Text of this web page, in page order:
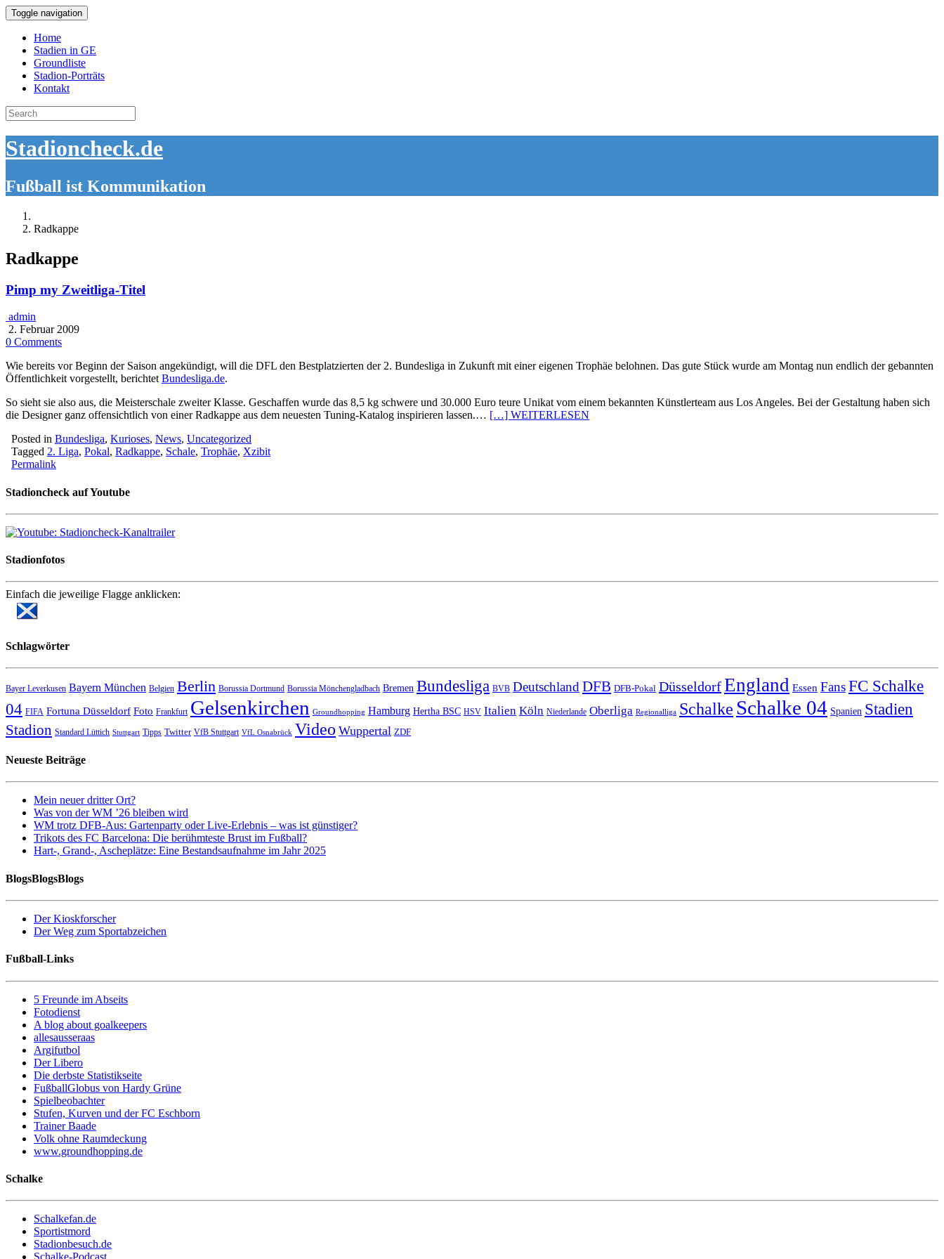
Toggle navigation
Home
Stadien in GE
Groundliste
Stadion-Porträts
Kontakt
Search
for:
Stadioncheck.de
Fußball ist Kommunikation
Radkappe
Radkappe
Pimp my Zweitliga-Titel
admin
2. Februar 2009
0 Comments
Wie bereits vor Beginn der Saison angekündigt, will die DFL den Bestplatzierten der 2. Bundesliga in Zukunft mit einer eigenen Trophäe belohnen. Das gute Stück wurde am Montag nun endlich der gebannten
Öffentlichkeit vorgestellt, berichtet Bundesliga.de.
So sieht sie also aus, die Meisterschale zweiter Klasse. Geschaffen wurde das 8,5 kg schwere und 30.000 Euro teure Unikat vom einem bekannten Künstlerteam aus Los Angeles. Bei der Gestaltung haben sich
die Designer ganz offensichtlich von einer Radkappe aus dem neuesten Tuning-Katalog inspirieren lassen.… […] WEITERLESEN
Posted in Bundesliga, Kurioses, News, Uncategorized
Tagged 2. Liga, Pokal, Radkappe, Schale, Trophäe, Xzibit
Permalink
Stadioncheck auf Youtube
Stadionfotos
Einfach die jeweilige Flagge anklicken:
Schlagwörter
Bayer Leverkusen Bayern München Belgien Berlin Borussia Dortmund Borussia Mönchengladbach Bremen Bundesliga BVB Deutschland DFB DFB-Pokal DüsseldorfEngland Essen FansFC Schalke
04 FIFA Fortuna Düsseldorf Foto Frankfurt Gelsenkirchen Groundhopping Hamburg Hertha BSC HSV Italien Köln Niederlande Oberliga Regionalliga Schalke Schalke 04 Spanien Stadien
Stadion Standard Lüttich Stuttgart Tipps Twitter VfB Stuttgart VfL Osnabrück Video Wuppertal ZDF
Neueste Beiträge
Mein neuer dritter Ort?
Was von der WM ’26 bleiben wird
WM trotz DFB-Aus: Gartenparty oder Live-Erlebnis – was ist günstiger?
Trikots des FC Barcelona: Die berühmteste Brust im Fußball?
Hart-, Grand-, Ascheplätze: Eine Bestandsaufnahme im Jahr 2025
BlogsBlogsBlogs
Der Kioskforscher
Der Weg zum Sportabzeichen
Fußball-Links
5 Freunde im Abseits
Fotodienst
A blog about goalkeepers
allesausseraas
Argifutbol
Der Libero
Die derbste Statistikseite
FußballGlobus von Hardy Grüne
Spielbeobachter
Stufen, Kurven und der FC Eschborn
Trainer Baade
Volk ohne Raumdeckung
www.groundhopping.de
Schalke
Schalkefan.de
Sportistmord
Stadionbesuch.de
Schalke-Podcast